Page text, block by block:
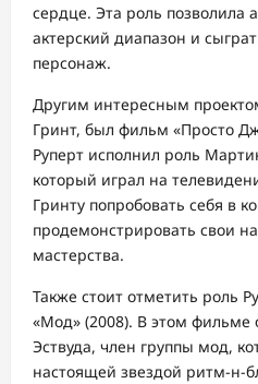
сердце. Эта роль позволила
актерский диапазон и
персонаж.
Другим интересным
Гринт, был фильм «Просто
Руперт исполнил роль
который играл на
Гринту попробовать себя в
продемонстрировать свои
мастерства.
Также стоит отметить роль
«Мод» (2008). В этом фильме
Эствуда, член группы мод,
настоящей звездой ритм-н-